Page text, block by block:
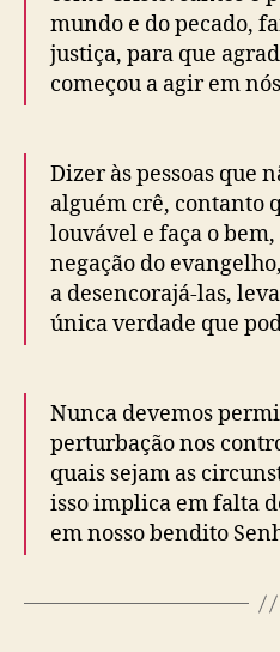
mundo e do pecado,
justiça, para que
começou a agir em
Dizer às pessoas que
alguém crê, contanto
louvável e faça o
negação do
a desencorajá-las,
única verdade que
Nunca devemos
perturbação nos
quais sejam as
isso implica em falta
em nosso bendito